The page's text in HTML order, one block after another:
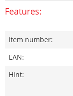
Features:
Item number:
EAN:
Hint: